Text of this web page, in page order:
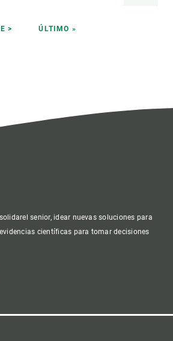
>
ÚLTIMA
ÚLTIMO »
senior, idear nuevas soluciones para
científicas para tomar decisiones